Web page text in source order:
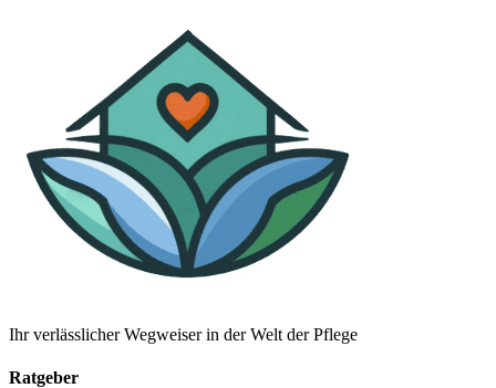
Ihr verlässlicher Wegweiser in der Welt der Pflege
Ratgeber